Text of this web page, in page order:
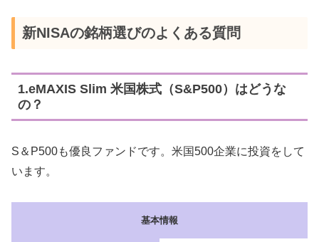
新NISAの銘柄選びのよくある質問
1.eMAXIS Slim 米国株式（S&P500）はどうな
の？
S＆P500も優良ファンドです。米国500企業に投資をして
います。
基本情報